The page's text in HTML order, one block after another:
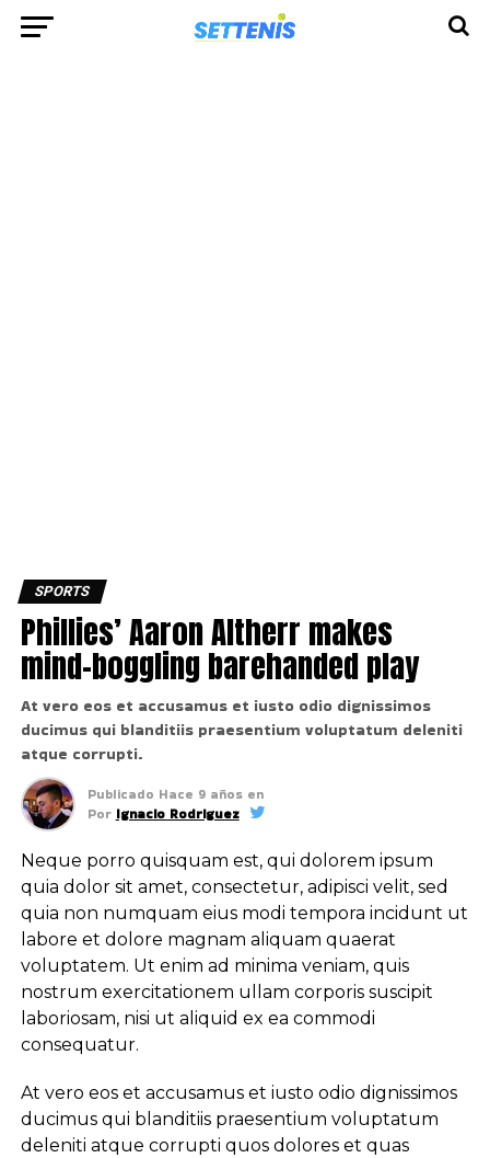
SPORTS
Phillies’ Aaron Altherr makes
mind-boggling barehanded play
At vero eos et accusamus et iusto odio dignissimos
ducimus qui blanditiis praesentium voluptatum deleniti
atque corrupti.
Publicado Hace 9 años en
Por Ignacio Rodriguez
Neque porro quisquam est, qui dolorem ipsum
quia dolor sit amet, consectetur, adipisci velit, sed
quia non numquam eius modi tempora incidunt ut
labore et dolore magnam aliquam quaerat
voluptatem. Ut enim ad minima veniam, quis
nostrum exercitationem ullam corporis suscipit
laboriosam, nisi ut aliquid ex ea commodi
consequatur.
At vero eos et accusamus et iusto odio dignissimos
ducimus qui blanditiis praesentium voluptatum
deleniti atque corrupti quos dolores et quas